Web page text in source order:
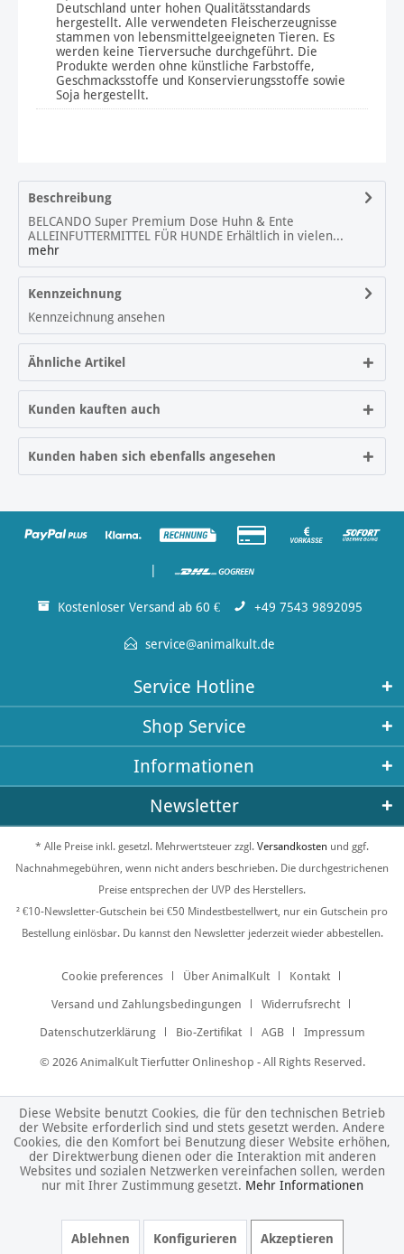
Deutschland unter hohen Qualitätsstandards
hergestellt. Alle verwendeten Fleischerzeugnisse
stammen von lebensmittelgeeigneten Tieren. Es
werden keine Tierversuche durchgeführt. Die
Produkte werden ohne künstliche Farbstoffe,
Geschmacksstoffe und Konservierungsstoffe sowie
Soja hergestellt.
Beschreibung
BELCANDO Super Premium Dose Huhn & Ente
ALLEINFUTTERMITTEL FÜR HUNDE Erhältlich in vielen...
mehr
Kennzeichnung
Kennzeichnung ansehen
Ähnliche Artikel
Kunden kauften auch
Kunden haben sich ebenfalls angesehen
Kostenloser Versand ab 60 € +49 7543 9892095
service@animalkult.de
Service Hotline
Shop Service
Informationen
Newsletter
* Alle Preise inkl. gesetzl. Mehrwertsteuer zzgl. Versandkosten und ggf.
Nachnahmegebühren, wenn nicht anders beschrieben. Die durchgestrichenen
Preise entsprechen der UVP des Herstellers.
² €10-Newsletter-Gutschein bei €50 Mindestbestellwert, nur ein Gutschein pro
Bestellung einlösbar. Du kannst den Newsletter jederzeit wieder abbestellen.
Cookie preferences Über AnimalKult Kontakt
Versand und Zahlungsbedingungen Widerrufsrecht
Datenschutzerklärung Bio-Zertifikat AGB Impressum
© 2026 AnimalKult Tierfutter Onlineshop - All Rights Reserved.
Diese Website benutzt Cookies, die für den technischen Betrieb
der Website erforderlich sind und stets gesetzt werden. Andere
Cookies, die den Komfort bei Benutzung dieser Website erhöhen,
der Direktwerbung dienen oder die Interaktion mit anderen
Websites und sozialen Netzwerken vereinfachen sollen, werden
nur mit Ihrer Zustimmung gesetzt. Mehr Informationen
Ablehnen Konfigurieren Akzeptieren